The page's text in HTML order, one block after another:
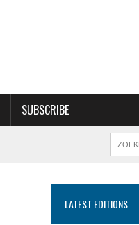
SUBSCRIBE
LATEST EDITIONS